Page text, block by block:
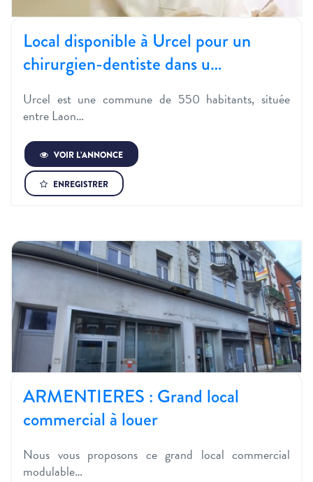
Local disponible à Urcel pour un
chirurgien-dentiste dans u…
Urcel est une commune de 550 habitants, située
entre Laon…
VOIR L’ANNONCE
ENREGISTRER
ARMENTIERES : Grand local
commercial à louer
Nous vous proposons ce grand local commercial
modulable…